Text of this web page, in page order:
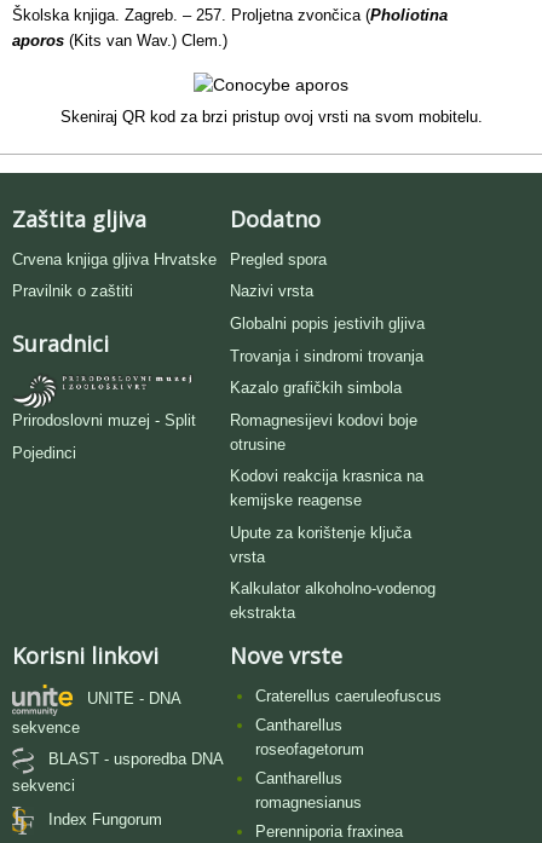
Školska knjiga. Zagreb. – 257. Proljetna zvončica (Pholiotina
aporos (Kits van Wav.) Clem.)
Skeniraj QR kod za brzi pristup ovoj vrsti na svom mobitelu.
Zaštita gljiva
Crvena knjiga gljiva Hrvatske
Pravilnik o zaštiti
Suradnici
Prirodoslovni muzej - Split
Pojedinci
Dodatno
Pregled spora
Nazivi vrsta
Globalni popis jestivih gljiva
Trovanja i sindromi trovanja
Kazalo grafičkih simbola
Romagnesijevi kodovi boje
otrusine
Kodovi reakcija krasnica na
kemijske reagense
Upute za korištenje ključa
vrsta
Kalkulator alkoholno-vodenog
ekstrakta
Korisni linkovi
UNITE - DNA
sekvence
BLAST - usporedba DNA
sekvenci
Index Fungorum
Nove vrste
Craterellus caeruleofuscus
Cantharellus
roseofagetorum
Cantharellus
romagnesianus
Perenniporia fraxinea